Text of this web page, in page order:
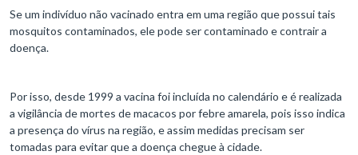
Se um indivíduo não vacinado entra em uma região que possui tais
mosquitos contaminados, ele pode ser contaminado e contrair a
doença.
Por isso, desde 1999 a vacina foi incluída no calendário e é realizada
a vigilância de mortes de macacos por febre amarela, pois isso indica
a presença do vírus na região, e assim medidas precisam ser
tomadas para evitar que a doença chegue à cidade.